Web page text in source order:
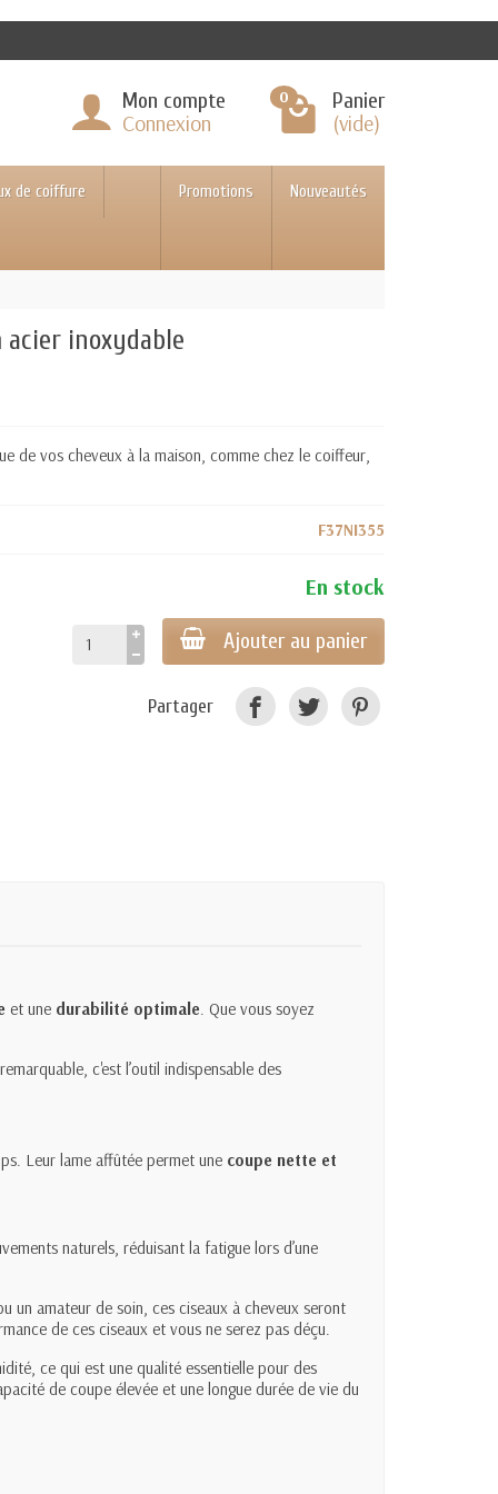
Mon compte
Connexion
0 Panier
(vide)
de coiffure Promotions Nouveautés
acier inoxydable
de vos cheveux à la maison, comme chez le coiffeur,
F37NI355
En stock
Ajouter au panier
Partager
et une durabilité optimale. Que vous soyez
c'est l’outil indispensable des
Leur lame affûtée permet une coupe nette et
naturels, réduisant la fatigue lors d’une
un amateur de soin, ces ciseaux à cheveux seront
de ces ciseaux et vous ne serez pas déçu.
ce qui est une qualité essentielle pour des
de coupe élevée et une longue durée de vie du